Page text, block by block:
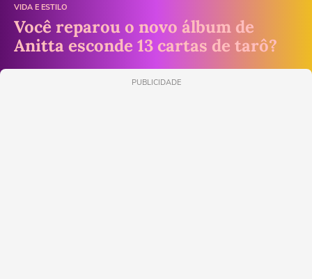
VIDA E ESTILO
Você reparou o novo álbum de
Anitta esconde 13 cartas de tarô?
PUBLICIDADE